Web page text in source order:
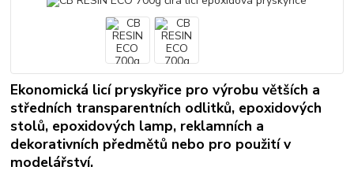
Ekonomická licí pryskyřice pro výrobu větších a
středních transparentních odlitků, epoxidových
stolů, epoxidových lamp, reklamních a
dekorativních předmětů nebo pro použití v
modelářství.